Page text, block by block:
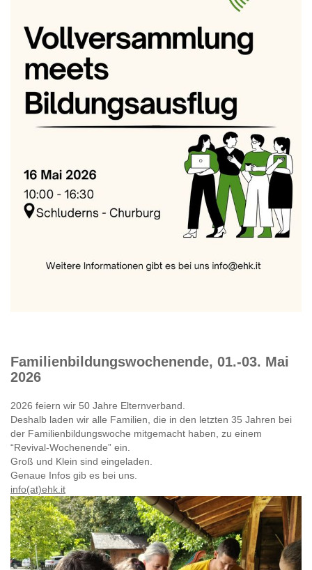
Familienbildungswochenende, 01.-03. Mai
2026
2026 feiern wir 50 Jahre Elternverband.
Deshalb laden wir alle Familien, die in den letzten 35 Jahren bei
der Familienbildungswoche mitgemacht haben, zu einem
“Revival-Wochenende” ein.
Groß und Klein sind eingeladen.
Genaue Infos gib es bei uns.
info(at)ehk.it